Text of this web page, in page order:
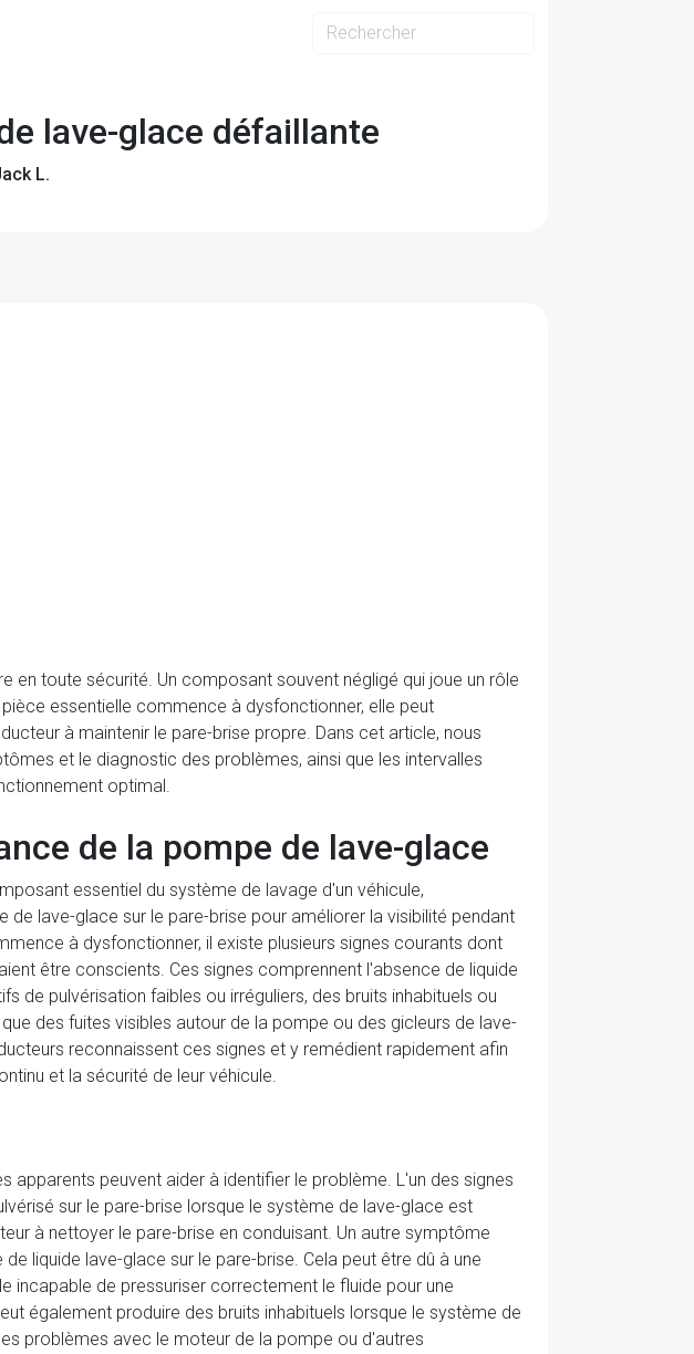
lave-glace défaillante
L.
en toute sécurité. Un composant souvent négligé qui joue un rôle
essentielle commence à dysfonctionner, elle peut
à maintenir le pare-brise propre. Dans cet article, nous
et le diagnostic des problèmes, ainsi que les intervalles
optimal.
de la pompe de lave-glace
essentiel du système de lavage d'un véhicule,
de lave-glace sur le pare-brise pour améliorer la visibilité pendant
à dysfonctionner, il existe plusieurs signes courants dont
être conscients. Ces signes comprennent l'absence de liquide
de pulvérisation faibles ou irréguliers, des bruits inhabituels ou
des fuites visibles autour de la pompe ou des gicleurs de lave-
reconnaissent ces signes et y remédient rapidement afin
et la sécurité de leur véhicule.
peuvent aider à identifier le problème. L'un des signes
sur le pare-brise lorsque le système de lave-glace est
à nettoyer le pare-brise en conduisant. Un autre symptôme
liquide lave-glace sur le pare-brise. Cela peut être dû à une
incapable de pressuriser correctement le fluide pour une
également produire des bruits inhabituels lorsque le système de
problèmes avec le moteur de la pompe ou d'autres